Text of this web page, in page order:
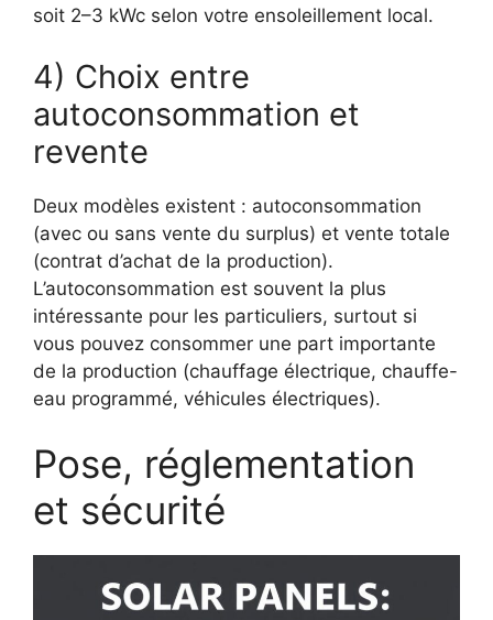
soit 2–3 kWc selon votre ensoleillement local.
4) Choix entre
autoconsommation et
revente
Deux modèles existent : autoconsommation
(avec ou sans vente du surplus) et vente totale
(contrat d’achat de la production).
L’autoconsommation est souvent la plus
intéressante pour les particuliers, surtout si
vous pouvez consommer une part importante
de la production (chauffage électrique, chauffe-
eau programmé, véhicules électriques).
Pose, réglementation
et sécurité